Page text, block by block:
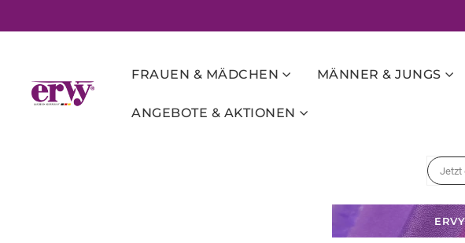
FRAUEN & MÄDCHEN MÄNNER & JUNGS
ANGEBOTE & AKTIONEN